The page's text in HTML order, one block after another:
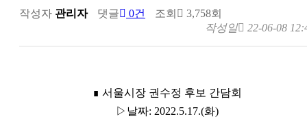
작성자 관리자 댓글 0건 조회
3,758회
작성일
22-06-08
∎ 서울시장 권수정 후보 간담회
▷날짜: 2022.5.17.(화)